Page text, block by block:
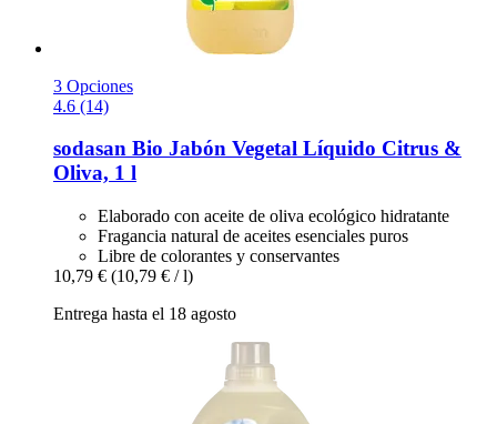
3 Opciones
4.6 (14)
sodasan Bio Jabón Vegetal Líquido Citrus &
Oliva, 1 l
Elaborado con aceite de oliva ecológico hidratante
Fragancia natural de aceites esenciales puros
Libre de colorantes y conservantes
10,79 € (10,79 € / l)
Entrega hasta el 18 agosto